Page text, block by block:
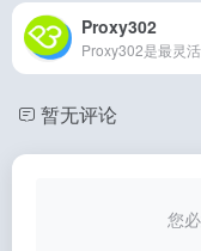
Proxy302
暂无评论
您